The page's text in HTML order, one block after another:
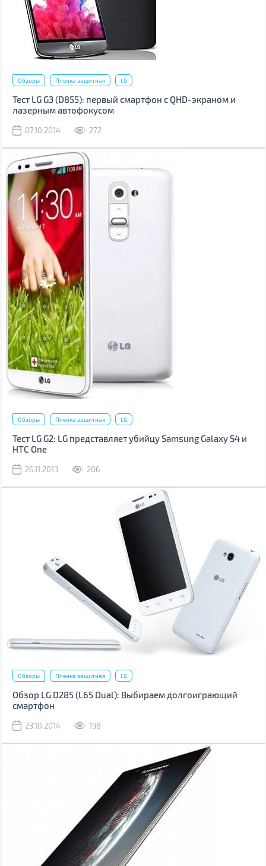
Обзоры Пленка защитная LG
Тест LG G3 (D855): первый смартфон с QHD-экраном и
лазерным автофокусом
07.10.2014 272
Обзоры Пленка защитная LG
Тест LG G2: LG представляет убийцу Samsung Galaxy S4 и
HTC One
26.11.2013 206
Обзоры Пленка защитная LG
Обзор LG D285 (L65 Dual): Выбираем долгоиграющий
смартфон
23.10.2014 198